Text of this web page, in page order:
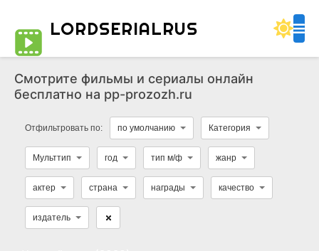
LORDSERIALRUS
Смотрите фильмы и сериалы онлайн
бесплатно на pp-prozozh.ru
Отфильтровать по: по умолчанию Категория
Мульттип год тип м/ф жанр
актер страна награды качество
издатель